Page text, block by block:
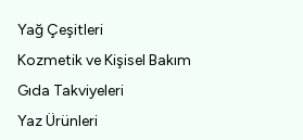
Yağ Çeşitleri
Kozmetik ve Kişisel Bakım
Gıda Takviyeleri
Yaz Ürünleri